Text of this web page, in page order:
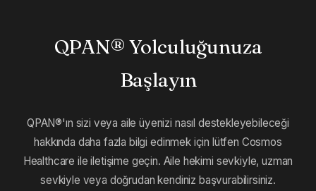
QPAN® Yolculuğunuza
Başlayın
QPAN®'ın sizi veya aile üyenizi nasıl destekleyebileceği
hakkında daha fazla bilgi edinmek için lütfen Cosmos
Healthcare ile iletişime geçin. Aile hekimi sevkiyle, uzman
sevkiyle veya doğrudan kendiniz başvurabilirsiniz.